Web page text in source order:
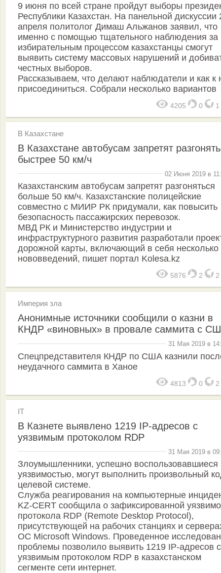
9 июня по всей стране пройдут выборы
Республики Казахстан. На панельной дискуссии
апреля политолог Димаш Альжанов заявил, что
именно с помощью тщательного наблюдения за
избирательным процессом казахстанцы смогут
выявить систему массовых нарушений и
честных выборов.
Рассказываем, что делают наблюдатели и как к
присоединиться. Собрали несколько вариантов
4205 0 1
В Казахстане
В Казахстане автобусам запретят
быстрее 50 км/ч
02 Июня 2019 в
Казахстанским автобусам запретят разгоняться
больше 50 км/ч. Казахстанские полицейские
совместно с МИИР РК придумали, как повысить
безопасность пассажирских перевозок.
МВД РК и Министерство индустрии и
инфраструктурного развития разработали
дорожной карты, включающий в себя несколько
нововведений, пишет портал Kolesa.kz
5876 2 2
Империя зла
Анонимные источники сообщили о казни в
КНДР «виновных» в провале саммита с
31 Мая 2019 в
Спецпредставителя КНДР по США казнили
неудачного саммита в Ханое
4813 0 2
IT
В Казнете выявлено 1219 IP-адресов с
уязвимым протоколом RDP
31 Мая 2019 в
Злоумышленники, успешно воспользовавшиеся
уязвимостью, могут выполнить произвольный
целевой системе.
Служба реагирования на компьютерные
KZ-CERT сообщила о зафиксированной
протокола RDP (Remote Desktop Protocol),
присутствующей на рабочих станциях и
ОС Microsoft Windows. Проведенное
проблемы позволило выявить 1219 IP-адресов с
уязвимым протоколом RDP в казахстанском
сегменте сети интернет.